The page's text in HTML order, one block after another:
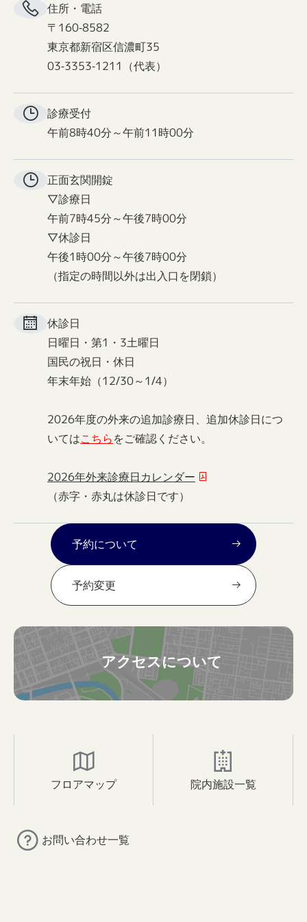
住所・電話
〒160-8582
東京都新宿区信濃町35
03-3353-1211（代表）
診療受付
午前8時40分～午前11時00分
正面玄関開錠
▽診療日
午前7時45分～午後7時00分
▽休診日
午後1時00分～午後7時00分
（指定の時間以外は出入口を閉鎖）
休診日
日曜日・第1・3土曜日
国民の祝日・休日
年末年始（12/30～1/4）
2026年度の外来の追加診療日、追加休診日につ
いてはこちらをご確認ください。
2026年外来診療日カレンダー
（赤字・赤丸は休診日です）
予約について
予約変更
アクセスについて
フロアマップ 院内施設一覧
お問い合わせ一覧